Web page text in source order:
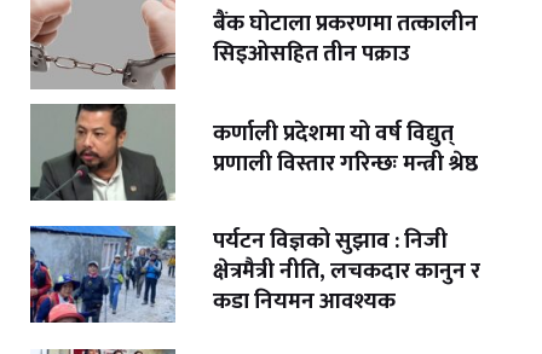
बैंक घोटाला प्रकरणमा तत्कालीन
सिइओसहित तीन पक्राउ
कर्णाली प्रदेशमा यो वर्ष विद्युत्
प्रणाली विस्तार गरिन्छः मन्त्री श्रेष्ठ
पर्यटन विज्ञको सुझाव : निजी
क्षेत्रमैत्री नीति, लचकदार कानुन र
कडा नियमन आवश्यक